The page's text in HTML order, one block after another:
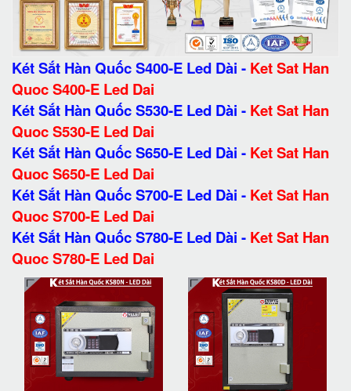
Két Sắt Hàn Quốc S400-E Led Dài - Ket Sat Han
Quoc S400-E Led Dai
Két Sắt Hàn Quốc S530-E Led Dài - Ket Sat Han
Quoc S530-E Led Dai
Két Sắt Hàn Quốc S650-E Led Dài - Ket Sat Han
Quoc S650-E Led Dai
Két Sắt Hàn Quốc S700-E Led Dài - Ket Sat Han
Quoc S700-E Led Dai
Két Sắt Hàn Quốc S780-E Led Dài - Ket Sat Han
Quoc S780-E Led Dai